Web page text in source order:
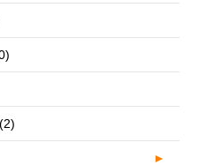
(2)
►